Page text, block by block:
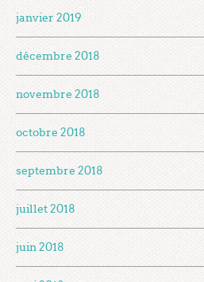
janvier 2019
décembre 2018
novembre 2018
octobre 2018
septembre 2018
juillet 2018
juin 2018